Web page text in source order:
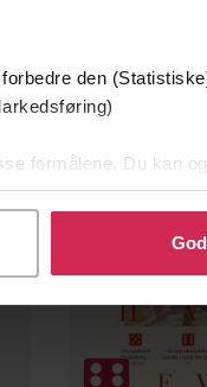
den
formålene. Du kan
trekke tilbake eller
Premium